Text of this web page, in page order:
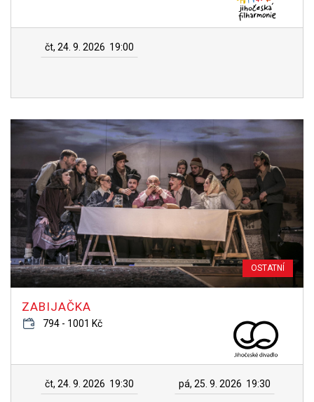
čt, 24. 9. 2026 19:00
OSTATNÍ
ZABIJAČKA
794 - 1001 Kč
čt, 24. 9. 2026 19:30 pá, 25. 9. 2026 19:30